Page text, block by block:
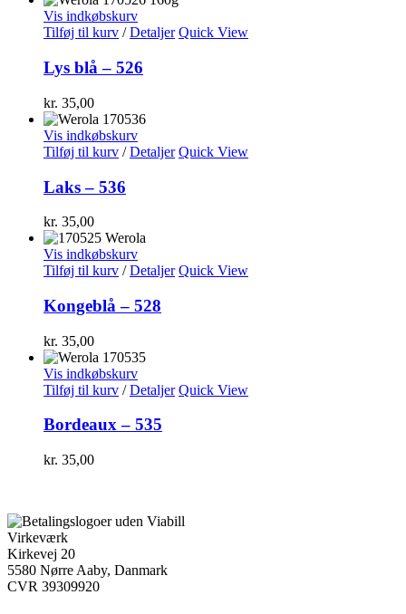
Vis indkøbskurv
Tilføj til kurv / Detaljer Quick View
Lys blå – 526
kr. 35,00
Vis indkøbskurv
Tilføj til kurv / Detaljer Quick View
Laks – 536
kr. 35,00
Vis indkøbskurv
Tilføj til kurv / Detaljer Quick View
Kongeblå – 528
kr. 35,00
Vis indkøbskurv
Tilføj til kurv / Detaljer Quick View
Bordeaux – 535
kr. 35,00
Virkeværk
Kirkevej 20
5580 Nørre Aaby, Danmark
CVR 39309920